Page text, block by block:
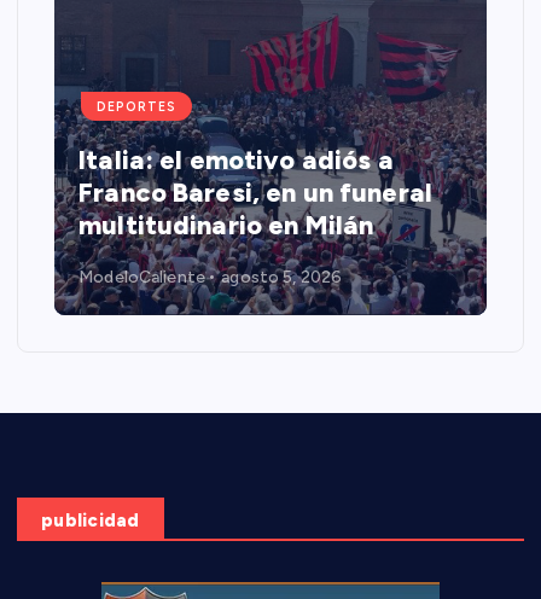
DEPORTES
Italia: el emotivo adiós a
Franco Baresi, en un funeral
multitudinario en Milán
ModeloCaliente agosto 5, 2026
publicidad